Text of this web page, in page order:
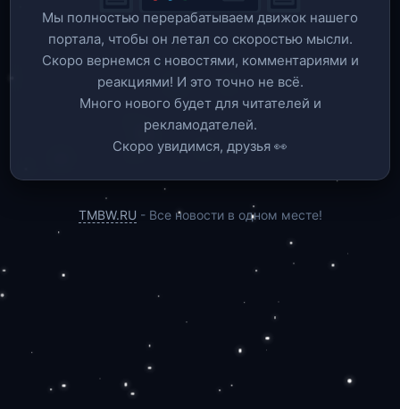
Мы полностью перерабатываем движок нашего
портала, чтобы он летал со скоростью мысли.
Скоро вернемся c новостями, комментариями и
реакциями! И это точно не всё.
Много нового будет для читателей и
рекламодателей.
Скоро увидимся, друзья 👀
TMBW.RU - Все новости в одном месте!